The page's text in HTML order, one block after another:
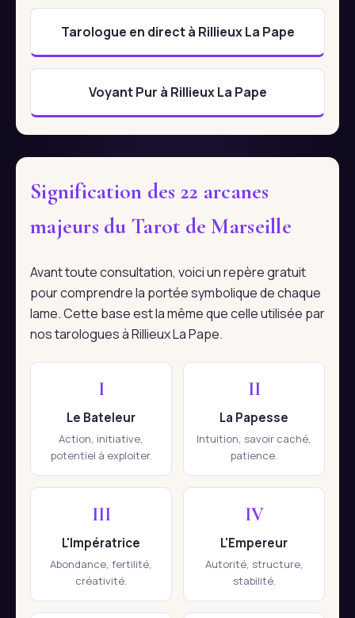
Tarologue en direct à Rillieux La Pape
Voyant Pur à Rillieux La Pape
Signification des 22 arcanes
majeurs du Tarot de Marseille
Avant toute consultation, voici un repère gratuit
pour comprendre la portée symbolique de chaque
lame. Cette base est la même que celle utilisée par
nos tarologues à Rillieux La Pape.
I
Le Bateleur
Action, initiative,
potentiel à exploiter.
II
La Papesse
Intuition, savoir caché,
patience.
III
L'Impératrice
Abondance, fertilité,
créativité.
IV
L'Empereur
Autorité, structure,
stabilité.